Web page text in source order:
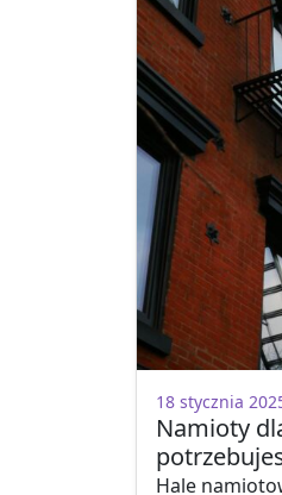
Moda
Pielęgnacja
Zdrowe
18 stycznia
Namioty
Hale